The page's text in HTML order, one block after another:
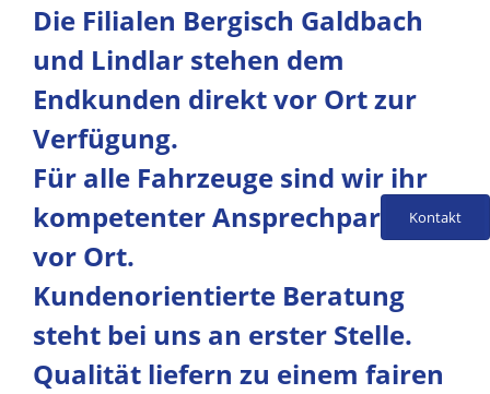
Die Filialen Bergisch Galdbach
und Lindlar stehen dem
Endkunden direkt vor Ort zur
Verfügung.
Für alle Fahrzeuge sind wir ihr
kompetenter Ansprechpartner
vor Ort.
Kundenorientierte Beratung
steht bei uns an erster Stelle.
Qualität liefern zu einem fairen
Kontakt